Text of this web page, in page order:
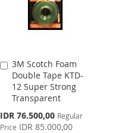
3M Scotch Foam
Double Tape KTD-
12 Super Strong
Transparent
Special
Price
IDR 76.500,00 Regular
Price IDR 85.000,00
Add
to
Cart